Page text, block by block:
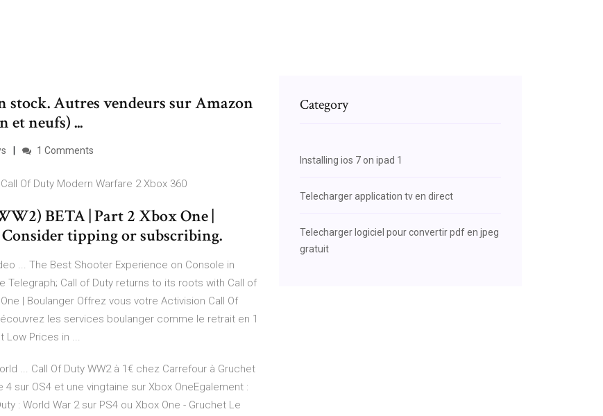
stock. Autres vendeurs sur Amazon
et neufs) ...
1 Comments
Of Duty Modern Warfare 2 Xbox 360
BETA | Part 2 Xbox One |
tipping or subscribing.
... The Best Shooter Experience on Console in
Telegraph; Call of Duty returns to its roots with Call of
| Boulanger Offrez vous votre Activision Call Of
les services boulanger comme le retrait en 1
Low Prices in ...
... Call Of Duty WW2 à 1€ chez Carrefour à Gruchet
sur OS4 et une vingtaine sur Xbox OneEgalement :
: World War 2 sur PS4 ou Xbox One - Gruchet Le
Category
Installing ios 7 on ipad 1
Telecharger application tv en direct
Telecharger logiciel pour convertir pdf en jpeg
gratuit